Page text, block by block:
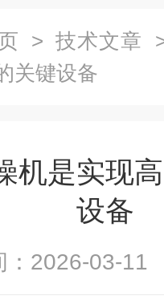
> 技术文章
关键设备
机是实现
设备
：2026-03-